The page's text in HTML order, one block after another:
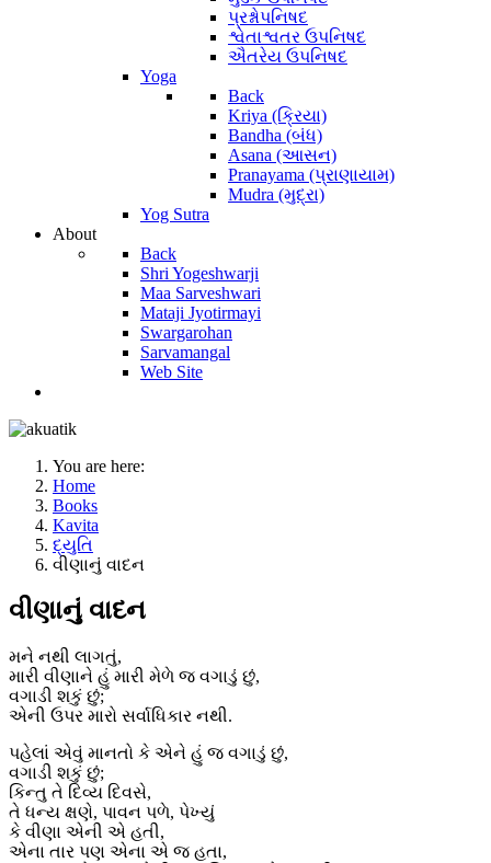
પ્રશ્નોપનિષદ
શ્વેતાશ્વતર ઉપનિષદ
ઐતરેય ઉપનિષદ
Yoga
Back
Kriya (ક્રિયા)
Bandha (બંધ)
Asana (આસન)
Pranayama (પ્રાણાયામ)
Mudra (મુદ્રા)
Yog Sutra
About
Back
Shri Yogeshwarji
Maa Sarveshwari
Mataji Jyotirmayi
Swargarohan
Sarvamangal
Web Site
You are here:
Home
Books
Kavita
દ્યુતિ
વીણાનું વાદન
વીણાનું વાદન
મને નથી લાગતું,
મારી વીણાને હું મારી મેળે જ વગાડું છું,
વગાડી શકું છું;
એની ઉપર મારો સર્વાધિકાર નથી.
પહેલાં એવું માનતો કે એને હું જ વગાડું છું,
વગાડી શકું છું;
કિન્તુ તે દિવ્ય દિવસે,
તે ધન્ય ક્ષણે, પાવન પળે, પેખ્યું
કે વીણા એની એ હતી,
એના તાર પણ એના એ જ હતા,